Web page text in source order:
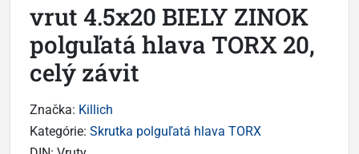
vrut 4.5x20 BIELY ZINOK
polguľatá hlava TORX 20,
celý závit
Značka: Killich
Kategórie: Skrutka polguľatá hlava TORX